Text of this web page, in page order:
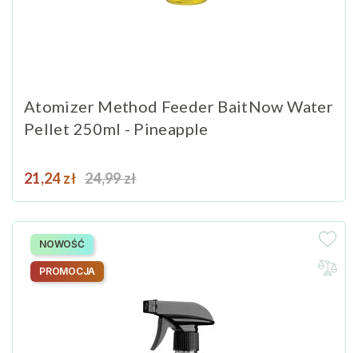
Atomizer Method Feeder BaitNow Water
Pellet 250ml - Pineapple
Cena
21,24 zł Cena podstawowa
24,99 zł
NOWOŚĆ
PROMOCJA